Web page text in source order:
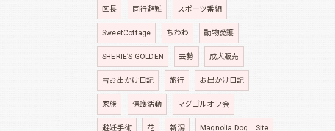
区長 同行避難 スポーツ番組
SweetCottage ちわわ 動物愛護
SHERIE’S GOLDEN 去勢 成犬販売
雪お出かけ日記 旅行 お出かけ日記
家族 保護活動 マグゴルオフ会
避妊手術 花 新潟 Magnolia Dog Site